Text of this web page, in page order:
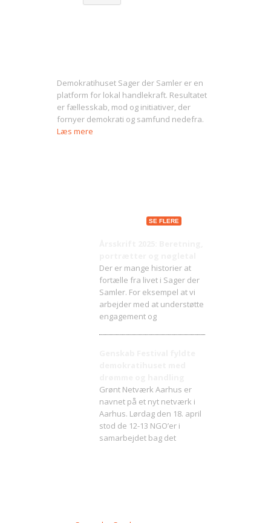
Demokratihuset Sager der Samler er en
platform for lokal handlekraft. Resultatet
er fællesskab, mod og initiativer, der
fornyer demokrati og samfund nedefra.
Læs mere
SE FLERE
Der er mange historier at
fortælle fra livet i Sager der
Samler. For eksempel at vi
arbejder med at understøtte
engagement og
Grønt Netværk Aarhus er
navnet på et nyt netværk i
Aarhus. Lørdag den 18. april
stod de 12-13 NGO’er i
samarbejdet bag det